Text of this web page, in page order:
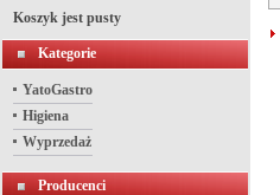
Koszyk jest pusty
Kategorie
YatoGastro
Higiena
Wyprzedaż
Producenci